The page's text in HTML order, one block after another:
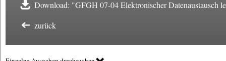
Download: "GFGH 07-04 Elektronischer Datenaustausch
zurück